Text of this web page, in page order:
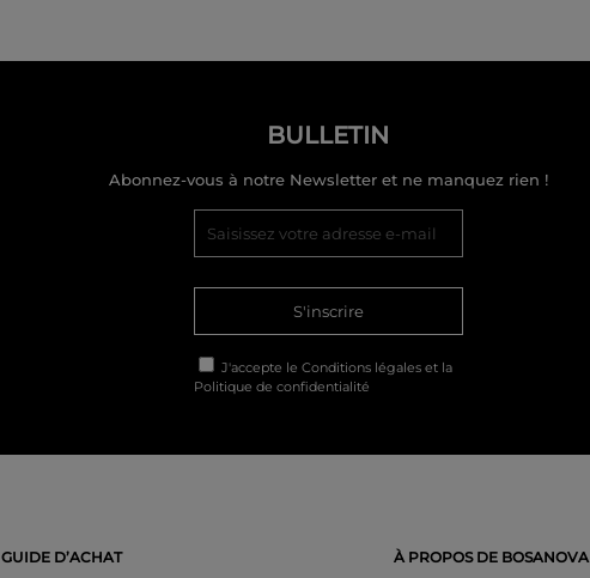
BULLETIN
Abonnez-vous à notre Newsletter et ne manquez rien !
S'inscrire
J'accepte le Conditions légales et la
Politique de confidentialité
GUIDE D’ACHAT À PROPOS DE BOSANOVA